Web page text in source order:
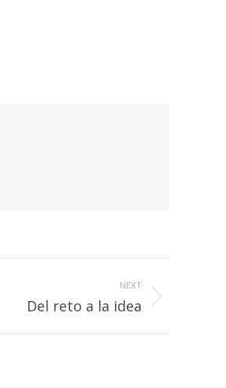
NEXT
Del reto a la idea